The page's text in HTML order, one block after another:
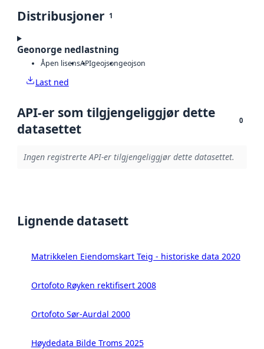
Distribusjoner 1
Geonorge nedlastning
Åpen lisensAPIgeojsongeojson
Last ned
API-er som tilgjengeliggjør dette
datasettet
0
Ingen registrerte API-er tilgjengeliggjør dette datasettet.
Lignende datasett
Matrikkelen Eiendomskart Teig - historiske data 2020
Ortofoto Røyken rektifisert 2008
Ortofoto Sør-Aurdal 2000
Høydedata Bilde Troms 2025